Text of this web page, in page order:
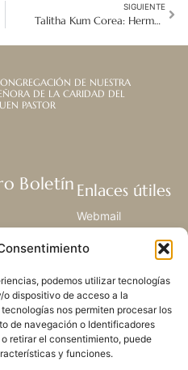
podemos utilizar tecnologías
dispositivo de acceso a la
nos permiten procesar los
de navegación o Identificadores
retirar el consentimiento, puede
y funciones.
SIGUIENTE
Talitha Kum Corea: Hermanas en solidaridad contra la trata de personas
DE NUESTRA
DE LA CARIDAD DEL
PASTOR
Boletín
de
de
Enlaces útiles
Webmail
Centro de Recursos
Mapa del sitio